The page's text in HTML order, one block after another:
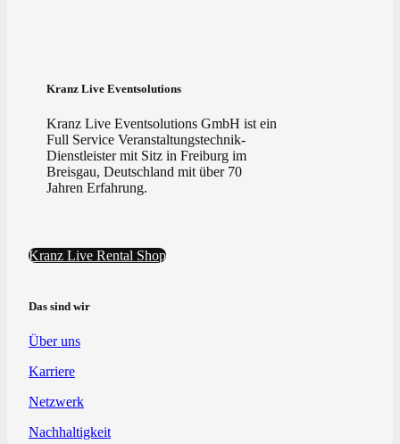
Kranz Live Eventsolutions
Kranz Live Eventsolutions GmbH ist ein
Full Service Veranstaltungstechnik-
Dienstleister mit Sitz in Freiburg im
Breisgau, Deutschland mit über 70
Jahren Erfahrung.
Kranz Live Rental Shop
Das sind wir
Über uns
Karriere
Netzwerk
Nachhaltigkeit